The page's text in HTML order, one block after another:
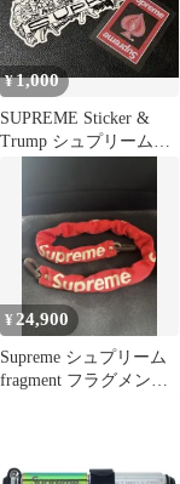
¥1,000
SUPREME Sticker &
Trump シュプリーム
¥ 24,900
Supreme シュプリーム
fragment フラグメント